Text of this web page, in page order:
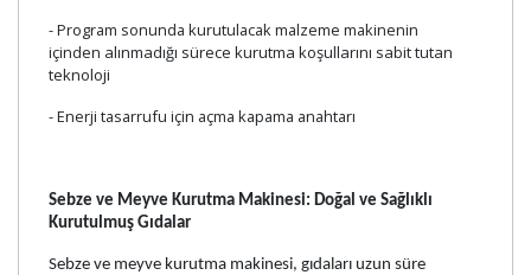
- Program sonunda kurutulacak malzeme makinenin
içinden alınmadığı sürece kurutma koşullarını sabit tutan
teknoloji
- Enerji tasarrufu için açma kapama anahtarı
Sebze ve Meyve Kurutma Makinesi: Doğal ve Sağlıklı
Kurutulmuş Gıdalar
Sebze ve meyve kurutma makinesi, gıdaları uzun süre